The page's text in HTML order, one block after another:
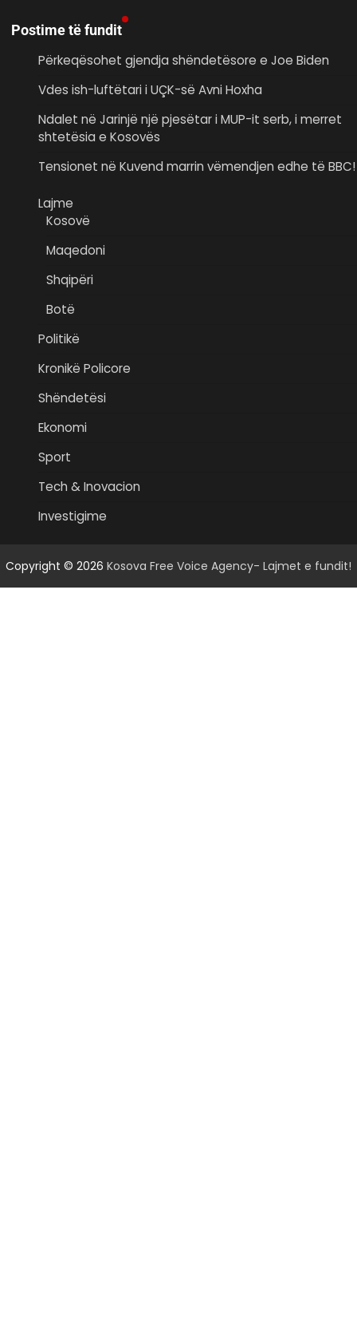
Postime të fundit
Përkeqësohet gjendja shëndetësore e Joe Biden
Vdes ish-luftëtari i UÇK-së Avni Hoxha
Ndalet në Jarinjë një pjesëtar i MUP-it serb, i merret
shtetësia e Kosovës
Tensionet në Kuvend marrin vëmendjen edhe të BBC!
Lajme
Kosovë
Maqedoni
Shqipëri
Botë
Politikë
Kronikë Policore
Shëndetësi
Ekonomi
Sport
Tech & Inovacion
Investigime